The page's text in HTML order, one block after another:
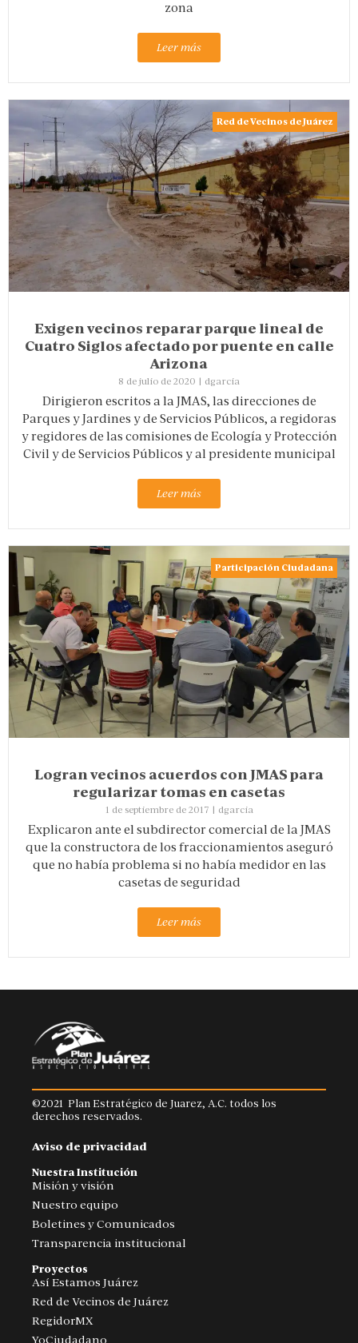
zona
Leer más
Red de Vecinos de Juárez
Exigen vecinos reparar parque lineal de
Cuatro Siglos afectado por puente en calle
Arizona
8 de julio de 2020 | dgarcia
Dirigieron escritos a la JMAS, las direcciones de
Parques y Jardines y de Servicios Públicos, a regidoras
y regidores de las comisiones de Ecología y Protección
Civil y de Servicios Públicos y al presidente municipal
Leer más
Participación Ciudadana
Logran vecinos acuerdos con JMAS para
regularizar tomas en casetas
1 de septiembre de 2017 | dgarcia
Explicaron ante el subdirector comercial de la JMAS
que la constructora de los fraccionamientos aseguró
que no había problema si no había medidor en las
casetas de seguridad
Leer más
©2021 Plan Estratégico de Juarez, A.C. todos los
derechos reservados.
Aviso de privacidad
Nuestra Institución
Misión y visión
Nuestro equipo
Boletines y Comunicados
Transparencia institucional
Proyectos
Así Estamos Juárez
Red de Vecinos de Juárez
RegidorMX
YoCiudadano